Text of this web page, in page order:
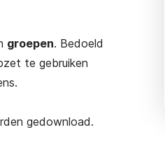
groepen. Bedoeld
te gebruiken
gedownload.